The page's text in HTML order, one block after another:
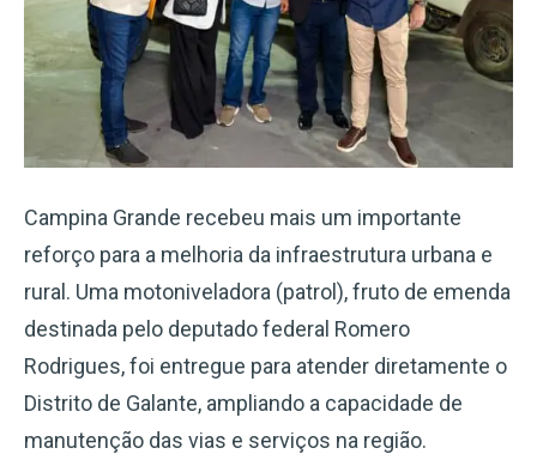
Campina Grande recebeu mais um importante
reforço para a melhoria da infraestrutura urbana e
rural. Uma motoniveladora (patrol), fruto de emenda
destinada pelo deputado federal Romero
Rodrigues, foi entregue para atender diretamente o
Distrito de Galante, ampliando a capacidade de
manutenção das vias e serviços na região.